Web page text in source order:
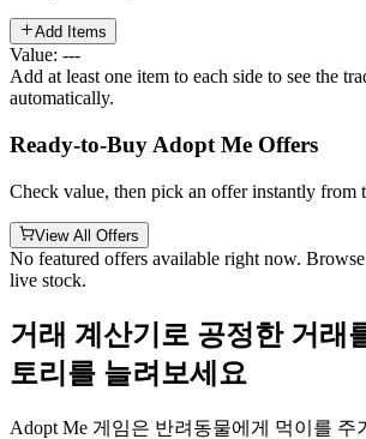
Add Items
Value: ---
Add at least one item to each side to see the
automatically.
Ready-to-Buy Adopt Me Offers
Check value, then pick an offer instantly from
View All Offers
No featured offers available right now.
live stock.
거래 계산기로 공정한 거래
토리를 늘려보세요
Adopt Me 게임은 반려동물에게 먹이를 주